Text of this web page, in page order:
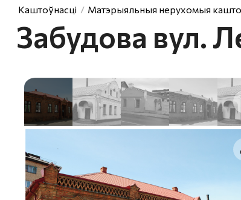
Каштоўнасці Матэрыяльныя нерухомыя
Забудова вул.